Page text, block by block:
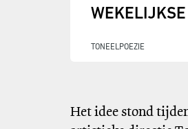
TONEELPOEZIE
Het idee stond